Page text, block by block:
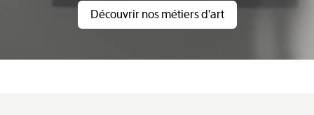
Découvrir nos métiers d'art